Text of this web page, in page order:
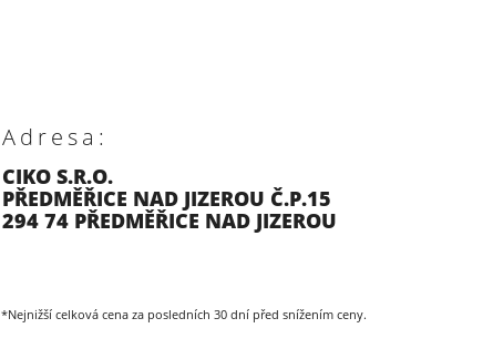
Adresa:
CIKO S.R.O.
PŘEDMĚŘICE NAD JIZEROU Č.P.15
294 74 PŘEDMĚŘICE NAD JIZEROU
*Nejnižší celková cena za posledních 30 dní před snížením ceny.